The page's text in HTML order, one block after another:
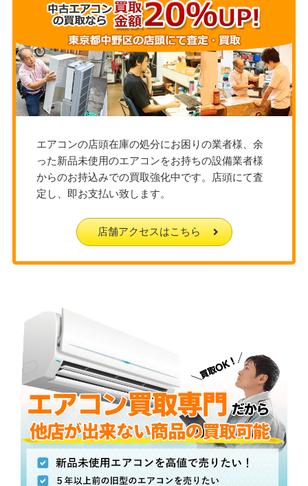
エアコンの店頭在庫の処分にお困りの業者様、余
った新品未使用のエアコンをお持ちの設備業者様
からのお持込みでの買取強化中です。店頭にて査
定し、即お支払い致します。
店舗アクセスはこちら